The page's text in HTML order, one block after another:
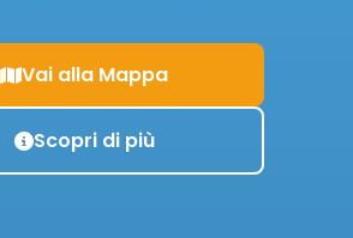
Vai alla Mappa
Scopri di più